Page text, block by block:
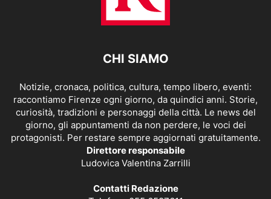
CHI SIAMO
Notizie, cronaca, politica, cultura, tempo libero, eventi:
raccontiamo Firenze ogni giorno, da quindici anni. Storie,
curiosità, tradizioni e personaggi della città. Le news del
giorno, gli appuntamenti da non perdere, le voci dei
protagonisti. Per restare sempre aggiornati gratuitamente.
Direttore responsabile
Ludovica Valentina Zarrilli
Contatti Redazione